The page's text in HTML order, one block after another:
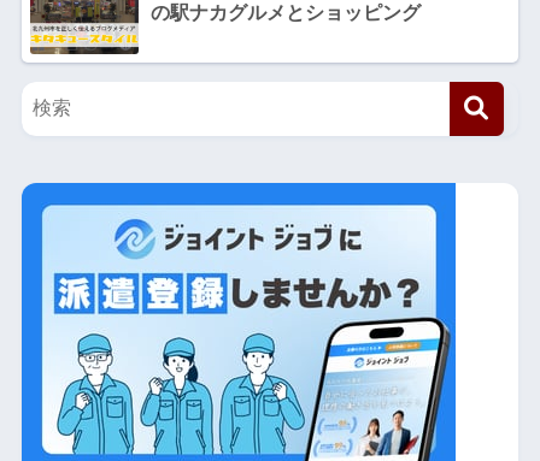
の駅ナカグルメとショッピング